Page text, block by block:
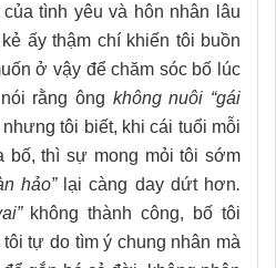
tình yêu và hôn nhân lâu
ấy thậm chí khiến tôi buồn
ở vậy để chăm sóc bố lúc
rằng ông không nuôi “gái
tôi biết, khi cái tuổi mỗi
bố, thì sự mong mỏi tôi sớm
hảo”lại càng day dứt hơn.
không thành công, bố tôi
tự do tìm ý chung nhân mà